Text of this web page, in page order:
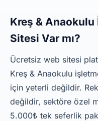
Kreş &
Sitesi Var mı?
Ücretsiz web sitesi
Kreş & Anaokulu
için yeterli değildir.
değildir, sektöre özel
5.000₺ tek seferlik